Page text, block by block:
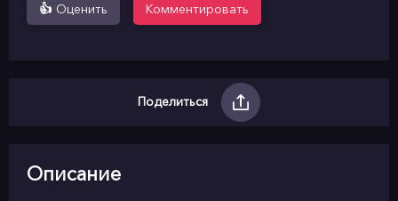
👍 Оценить Комментировать
Поделиться
Описание